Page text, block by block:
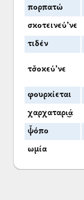
πορπατώ
σκοτεινεύ’νε
τιδέν
τσ̌οκεύ’νε
φουρκίεται
χαρχαταρι͜ά
ψ̌όπο
ωμία